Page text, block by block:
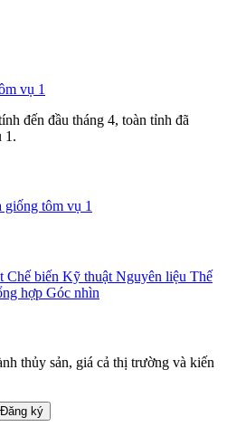
vụ 1
đến đầu tháng 4, toàn tỉnh đã
1.
giống tôm vụ 1
Chế biến Kỹ thuật Nguyên liệu Thế
hợp Góc nhìn
thủy sản, giá cả thị trường và kiến
Đăng ký